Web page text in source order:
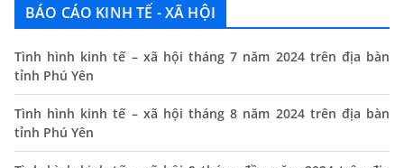
xã tháng 11/2025
THÔNG BÁO Niêm yết danh mục dịch vụ công trực tuyến
toàn trình trên Hệ thống thông tin giải quyết thủ tục
hành chính tỉnh Phú Yên
BÁO CÁO KINH TẾ - XÃ HỘI
Tình hình kinh tế – xã hội tháng 7 năm 2024 trên địa bàn
tỉnh Phú Yên
Tình hình kinh tế – xã hội tháng 8 năm 2024 trên địa bàn
tỉnh Phú Yên